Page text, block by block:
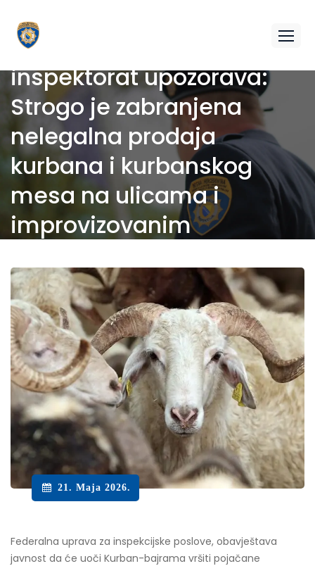
Federalni veterinarski
inspektorat upozorava:
Strogo je zabranjena
nelegalna prodaja
kurbana i kurbanskog
mesa na ulicama i
improvizovanim
21. Maja 2026.
Federalna uprava za inspekcijske poslove, obavještava
javnost da će uoči Kurban-bajrama vršiti pojačane